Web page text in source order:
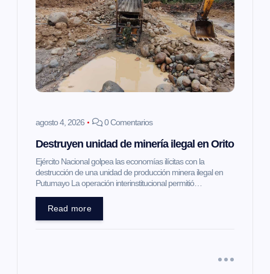
agosto 4, 2026 0 Comentarios
Destruyen unidad de minería ilegal en Orito
Ejército Nacional golpea las economías ilícitas con la
destrucción de una unidad de producción minera ilegal en
Putumayo La operación interinstitucional permitió…
Read more